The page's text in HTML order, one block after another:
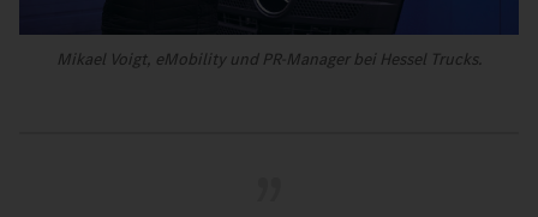
Mikael Voigt, eMobility und PR-Manager bei Hessel Trucks.